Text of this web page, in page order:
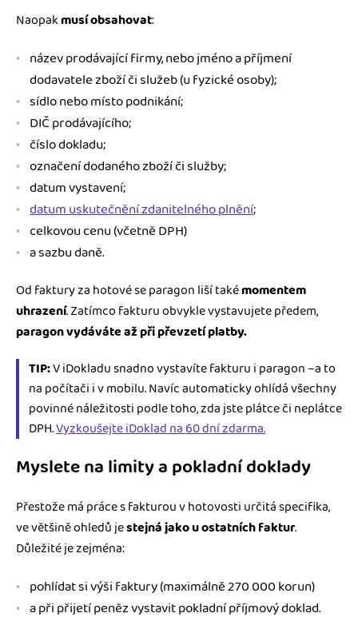
Naopakmusí obsahovat:
název prodávající firmy, nebo jméno a příjmení
dodavatele zboží či služeb (u fyzické osoby);
sídlo nebo místo podnikání;
DIČ prodávajícího;
číslo dokladu;
označení dodaného zboží či služby;
datum vystavení;
datum uskutečnění zdanitelného plnění;
celkovou cenu (včetně DPH)
a sazbu daně.
Od faktury za hotové se paragon liší takémomentem
uhrazení. Zatímco fakturu obvykle vystavujete předem,
paragon vydáváte až při převzetí platby.
TIP:V iDokladu snadno vystavíte fakturu i paragon –a to
na počítači i v mobilu. Navíc automaticky ohlídá všechny
povinné náležitosti podle toho, zda jste plátce či neplátce
DPH.Vyzkoušejte iDoklad na 60 dní zdarma.
Myslete na limity a pokladní doklady
Přestože má práce s fakturou v hotovosti určitá specifika,
ve většině ohledů jestejná jako u ostatních faktur.
Důležité je zejména:
pohlídat si výši faktury (maximálně 270 000 korun)
a při přijetí peněz vystavit pokladní příjmový doklad.